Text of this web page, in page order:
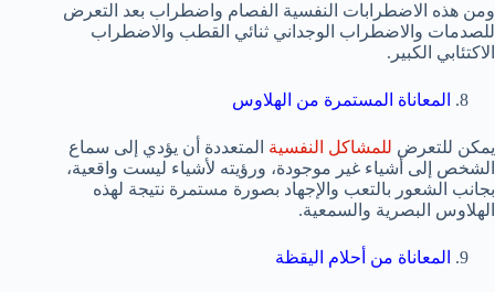
ومن هذه الاضطرابات النفسية الفصام واضطراب بعد التعرض
للصدمات والاضطراب الوجداني ثنائي القطب والاضطراب
الاكتئابي الكبير.
المعاناة المستمرة من الهلاوس
يمكن للتعرض للمشاكل النفسية المتعددة أن يؤدي إلى سماع
الشخص إلى أشياء غير موجودة، ورؤيته لأشياء ليست واقعية،
بجانب الشعور بالتعب والإجهاد بصورة مستمرة نتيجة لهذه
الهلاوس البصرية والسمعية.
المعاناة من أحلام اليقظة